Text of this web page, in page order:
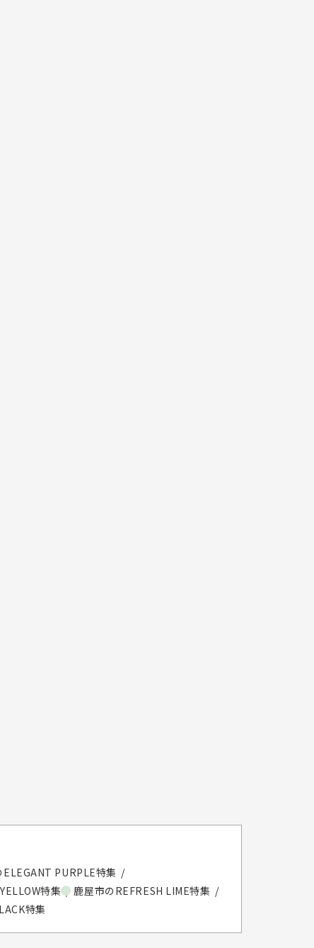
ELEGANT PURPLE特集
特集
鹿屋市のREFRESH LIME特集
特集